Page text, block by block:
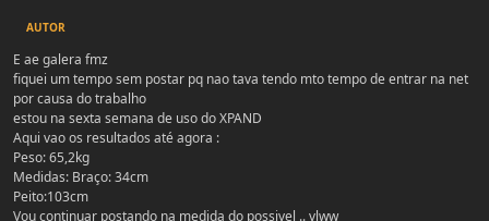
AUTOR
E ae galera fmz
fiquei um tempo sem postar pq nao tava tendo mto tempo de entrar na net
por causa do trabalho
estou na sexta semana de uso do XPAND
Aqui vao os resultados até agora :
Peso: 65,2kg
Medidas: Braço: 34cm
Peito:103cm
Vou continuar postando na medida do possivel .. vlww